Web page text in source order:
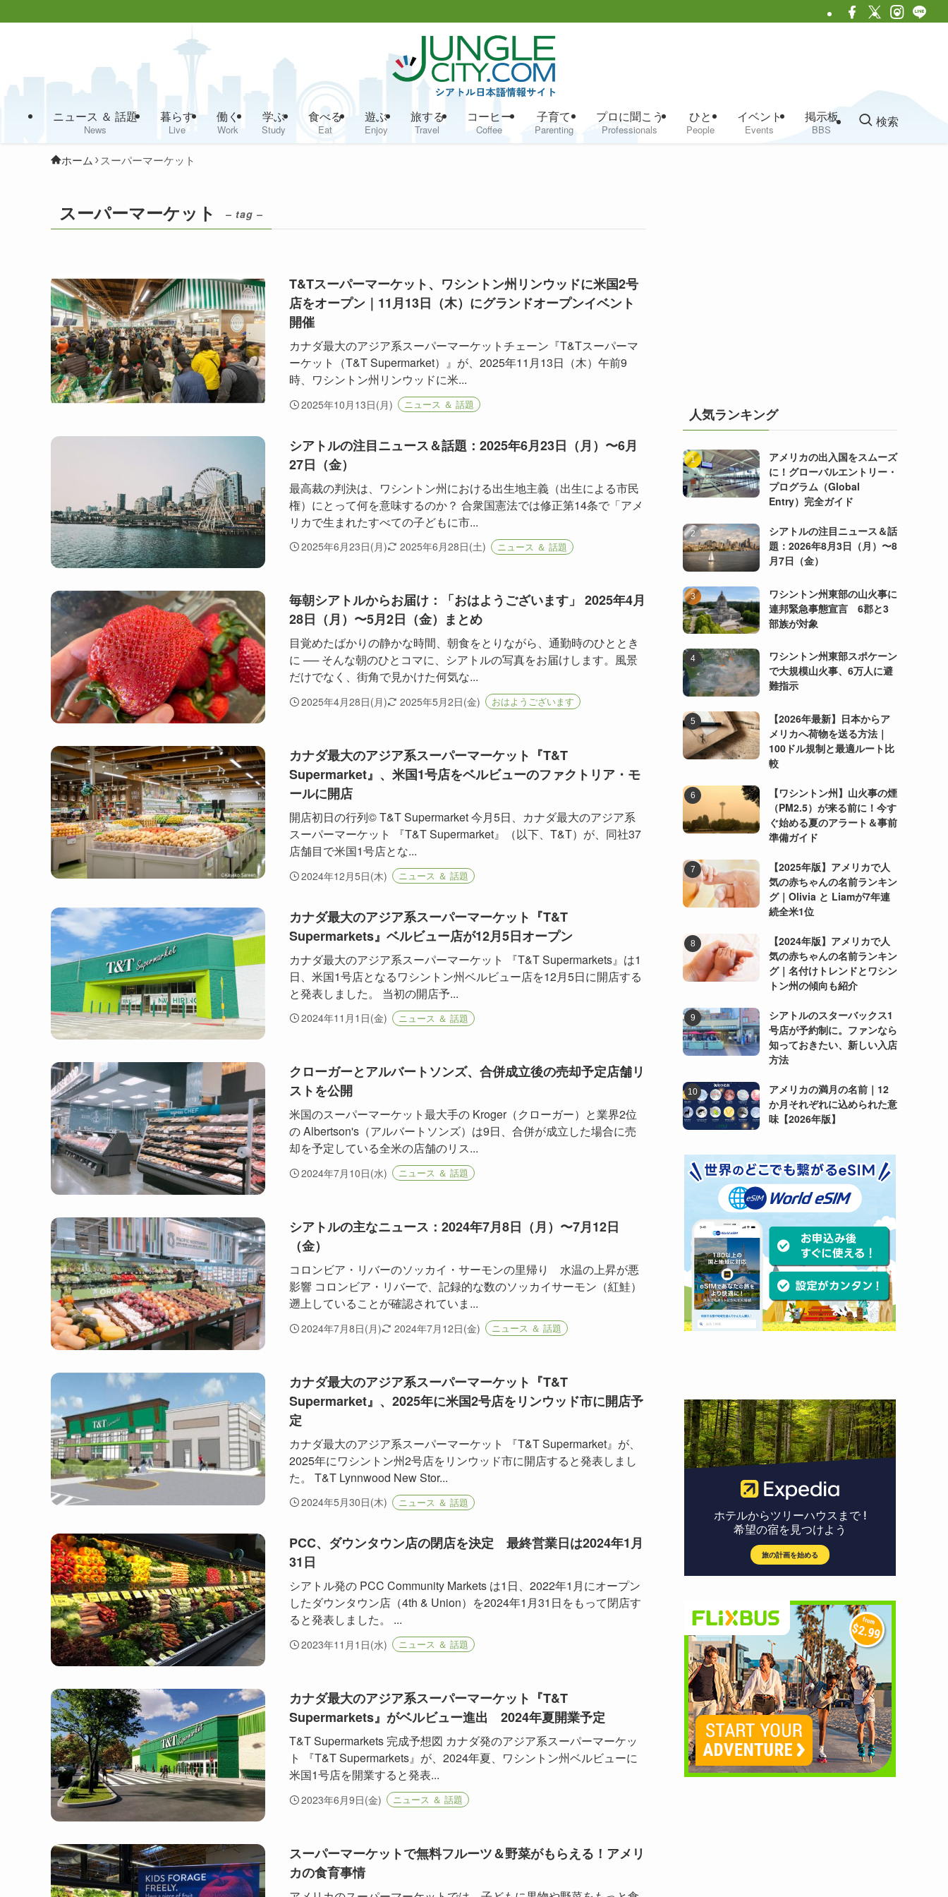
ニュース ＆ 話題
News
暮らす
Live
働く
Work
学ぶ
Study
食べる
Eat
遊ぶ
Enjoy
旅する
Travel
コーヒー
Coffee
子育て
Parenting
プロに聞こう
Professionals
ひと
People
イベント
Events
掲示板
BBS
検索
ホーム スーパーマーケット
スーパーマーケット – tag –
T&Tスーパーマーケット、ワシントン州リンウッドに米国2号
店をオープン｜11月13日（木）にグランドオープンイベント
開催
カナダ最大のアジア系スーパーマーケットチェーン『T&Tスーパーマ
ーケット（T&T Supermarket）』が、2025年11月13日（木）午前9
時、ワシントン州リンウッドに米...
2025年10月13日(月) ニュース ＆ 話題
シアトルの注目ニュース＆話題：2025年6月23日（月）〜6月
27日（金）
最高裁の判決は、ワシントン州における出生地主義（出生による市民
権）にとって何を意味するのか？ 合衆国憲法では修正第14条で「アメ
リカで生まれたすべての子どもに市...
2025年6月23日(月) 2025年6月28日(土) ニュース ＆ 話題
毎朝シアトルからお届け：「おはようございます」 2025年4月
28日（月）〜5月2日（金）まとめ
目覚めたばかりの静かな時間、朝食をとりながら、通勤時のひととき
に ── そんな朝のひとコマに、シアトルの写真をお届けします。風景
だけでなく、街角で見かけた何気な...
2025年4月28日(月) 2025年5月2日(金) おはようございます
カナダ最大のアジア系スーパーマーケット『T&T
Supermarket』、米国1号店をベルビューのファクトリア・モ
ールに開店
開店初日の行列©︎ T&T Supermarket 今月5日、カナダ最大のアジア系
スーパーマーケット 『T&T Supermarket』（以下、T&T）が、同社37
店舗目で米国1号店とな...
2024年12月5日(木) ニュース ＆ 話題
カナダ最大のアジア系スーパーマーケット『T&T
Supermarkets』ベルビュー店が12月5日オープン
カナダ最大のアジア系スーパーマーケット 『T&T Supermarkets』は1
日、米国1号店となるワシントン州ベルビュー店を12月5日に開店する
と発表しました。 当初の開店予...
2024年11月1日(金) ニュース ＆ 話題
クローガーとアルバートソンズ、合併成立後の売却予定店舗リ
ストを公開
米国のスーパーマーケット最大手の Kroger（クローガー）と業界2位
の Albertson's（アルバートソンズ）は9日、合併が成立した場合に売
却を予定している全米の店舗のリス...
2024年7月10日(水) ニュース ＆ 話題
シアトルの主なニュース：2024年7月8日（月）〜7月12日
（金）
コロンビア・リバーのソッカイ・サーモンの里帰り 水温の上昇が悪
影響 コロンビア・リバーで、記録的な数のソッカイサーモン（紅鮭）
遡上していることが確認されていま...
2024年7月8日(月) 2024年7月12日(金) ニュース ＆ 話題
カナダ最大のアジア系スーパーマーケット『T&T
Supermarket』、2025年に米国2号店をリンウッド市に開店予
定
カナダ最大のアジア系スーパーマーケット 『T&T Supermarket』が、
2025年にワシントン州2号店をリンウッド市に開店すると発表しまし
た。 T&T Lynnwood New Stor...
2024年5月30日(木) ニュース ＆ 話題
PCC、ダウンタウン店の閉店を決定 最終営業日は2024年1月
31日
シアトル発の PCC Community Markets は1日、2022年1月にオープン
したダウンタウン店（4th & Union）を2024年1月31日をもって閉店す
ると発表しました。 ...
2023年11月1日(水) ニュース ＆ 話題
カナダ最大のアジア系スーパーマーケット『T&T
Supermarkets』がベルビュー進出 2024年夏開業予定
T&T Supermarkets 完成予想図 カナダ発のアジア系スーパーマーケッ
ト 『T&T Supermarkets』が、2024年夏、ワシントン州ベルビューに
米国1号店を開業すると発表...
2023年6月9日(金) ニュース ＆ 話題
スーパーマーケットで無料フルーツ＆野菜がもらえる！アメリ
カの食育事情
人気ランキング
アメリカの出入国をスムーズ
に！グローバルエントリー・
プログラム（Global
Entry）完全ガイド
シアトルの注目ニュース＆話
題：2026年8月3日（月）〜8
月7日（金）
ワシントン州東部の山火事に
連邦緊急事態宣言 6郡と3
部族が対象
ワシントン州東部スポケーン
で大規模山火事、6万人に避
難指示
【2026年最新】日本からア
メリカへ荷物を送る方法｜
100ドル規制と最適ルート比
較
【ワシントン州】山火事の煙
（PM2.5）が来る前に！今す
ぐ始める夏のアラート＆事前
準備ガイド
【2025年版】アメリカで人
気の赤ちゃんの名前ランキン
グ｜Olivia と Liamが7年連
続全米1位
【2024年版】アメリカで人
気の赤ちゃんの名前ランキン
グ｜名付けトレンドとワシン
トン州の傾向も紹介
シアトルのスターバックス1
号店が予約制に。ファンなら
知っておきたい、新しい入店
方法
アメリカの満月の名前｜12
か月それぞれに込められた意
味【2026年版】